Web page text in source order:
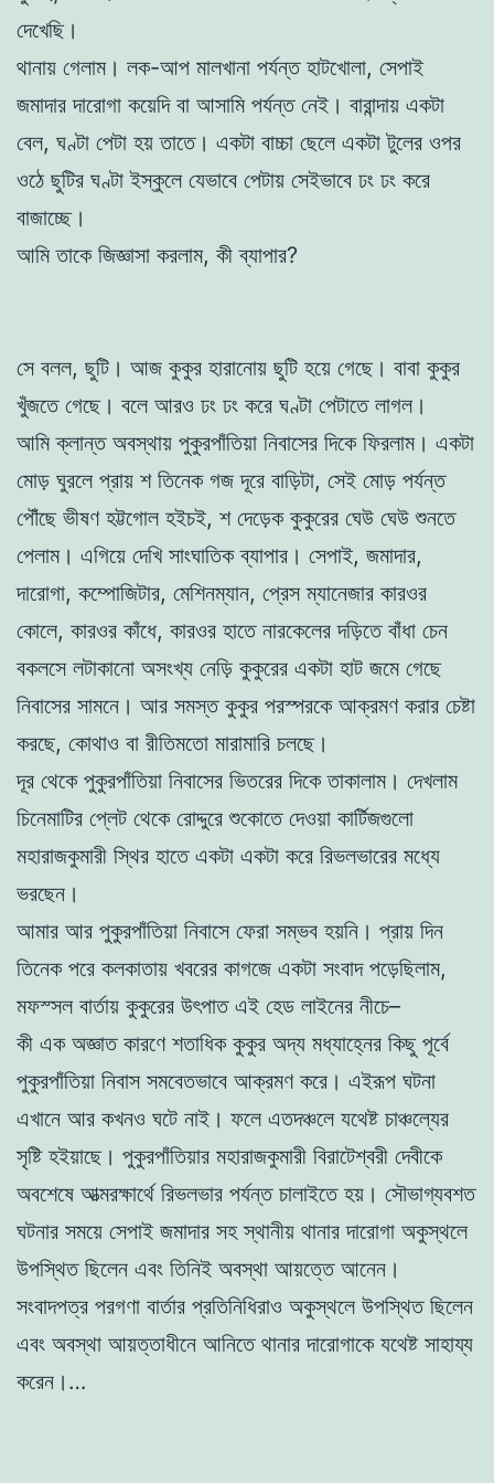
দেখেছি।
থানায় গেলাম। লক-আপ মালখানা পর্যন্ত হাটখোলা, সেপাই
জমাদার দারোগা কয়েদি বা আসামি পর্যন্ত নেই। বারান্দায় একটা
বেল, ঘণ্টা পেটা হয় তাতে। একটা বাচ্চা ছেলে একটা টুলের ওপর
ওঠে ছুটির ঘণ্টা ইস্কুলে যেভাবে পেটায় সেইভাবে ঢং ঢং করে
বাজাচ্ছে।
আমি তাকে জিজ্ঞাসা করলাম, কী ব্যাপার?
সে বলল, ছুটি। আজ কুকুর হারানোয় ছুটি হয়ে গেছে। বাবা কুকুর
খুঁজতে গেছে। বলে আরও ঢং ঢং করে ঘণ্টা পেটাতে লাগল।
আমি ক্লান্ত অবস্থায় পুকুরপাঁতিয়া নিবাসের দিকে ফিরলাম। একটা
মোড় ঘুরলে প্রায় শ তিনেক গজ দূরে বাড়িটা, সেই মোড় পর্যন্ত
পৌঁছে ভীষণ হট্টগোল হইচই, শ দেড়েক কুকুরের ঘেউ ঘেউ শুনতে
পেলাম। এগিয়ে দেখি সাংঘাতিক ব্যাপার। সেপাই, জমাদার,
দারোগা, কম্পোজিটার, মেশিনম্যান, প্রেস ম্যানেজার কারওর
কোলে, কারওর কাঁধে, কারওর হাতে নারকেলের দড়িতে বাঁধা চেন
বকলসে লটাকানো অসংখ্য নেড়ি কুকুরের একটা হাট জমে গেছে
নিবাসের সামনে। আর সমস্ত কুকুর পরস্পরকে আক্রমণ করার চেষ্টা
করছে, কোথাও বা রীতিমতো মারামারি চলছে।
দূর থেকে পুকুরপাঁতিয়া নিবাসের ভিতরের দিকে তাকালাম। দেখলাম
চিনেমাটির প্লেট থেকে রোদ্দুরে শুকোতে দেওয়া কার্টিজগুলো
মহারাজকুমারী স্থির হাতে একটা একটা করে রিভলভারের মধ্যে
ভরছেন।
আমার আর পুকুরপাঁতিয়া নিবাসে ফেরা সম্ভব হয়নি। প্রায় দিন
তিনেক পরে কলকাতায় খবরের কাগজে একটা সংবাদ পড়েছিলাম,
মফস্সল বার্তায় কুকুরের উৎপাত এই হেড লাইনের নীচে–
কী এক অজ্ঞাত কারণে শতাধিক কুকুর অদ্য মধ্যাহ্নের কিছু পূর্বে
পুকুরপাঁতিয়া নিবাস সমবেতভাবে আক্রমণ করে। এইরূপ ঘটনা
এখানে আর কখনও ঘটে নাই। ফলে এতদঞ্চলে যথেষ্ট চাঞ্চল্যের
সৃষ্টি হইয়াছে। পুকুরপাঁতিয়ার মহারাজকুমারী বিরাটেশ্বরী দেবীকে
অবশেষে আত্মরক্ষার্থে রিভলভার পর্যন্ত চালাইতে হয়। সৌভাগ্যবশত
ঘটনার সময়ে সেপাই জমাদার সহ স্থানীয় থানার দারোগা অকুস্থলে
উপস্থিত ছিলেন এবং তিনিই অবস্থা আয়ত্তে আনেন।
সংবাদপত্র পরগণা বার্তার প্রতিনিধিরাও অকুস্থলে উপস্থিত ছিলেন
এবং অবস্থা আয়ত্তাধীনে আনিতে থানার দারোগাকে যথেষ্ট সাহায্য
করেন।…